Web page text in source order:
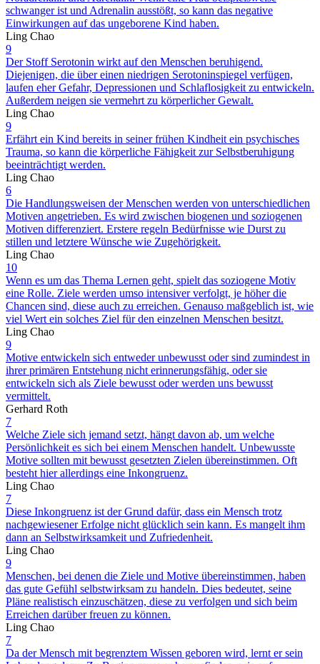
schwanger ist und Adrenalin ausstößt, so kann das negative
Einwirkungen auf das ungeborene Kind haben.
Ling Chao
9
Der Stoff Serotonin wirkt auf den Menschen beruhigend.
Diejenigen, die über einen niedrigen Serotoninspiegel verfügen,
laufen eher Gefahr, Depressionen und Schlaflosigkeit zu entwickeln.
Außerdem neigen sie vermehrt zu körperlicher Gewalt.
Ling Chao
9
Erfährt ein Kind bereits in seiner frühen Kindheit ein psychisches
Trauma, so kann die körperliche Fähigkeit zur Selbstberuhigung
beeinträchtigt werden.
Ling Chao
6
Die Handlungsweisen der Menschen werden von unterschiedlichen
Motiven angetrieben. Es wird zwischen biogenen und soziogenen
Motiven differenziert. Erstere regeln Bedürfnisse wie Durst zu
stillen und letztere Wünsche wie Zugehörigkeit.
Ling Chao
10
Wenn es um das Thema Lernen geht, spielt das soziogene Motiv
eine Rolle. Ziele werden umso intensiver verfolgt, je höher die
Chancen sind, diese auch zu erreichen. Genauso maßgeblich ist, wie
viel Wert ein solches Ziel für den einzelnen Menschen besitzt.
Ling Chao
9
Motive entwickeln sich entweder unbewusst oder sind zumindest in
ihrer primären Entstehung nicht erinnerungsfähig, oder sie
entwickeln sich als Ziele bewusst oder werden uns bewusst
vermittelt.
Gerhard Roth
7
Welche Ziele sich jemand setzt, hängt davon ab, um welche
Persönlichkeit es sich bei einem Menschen handelt. Unbewusste
Motive sollten mit bewusst gesetzten Zielen übereinstimmen. Oft
besteht hier allerdings eine Inkongruenz.
Ling Chao
7
Diese Inkongruenz ist der Grund dafür, dass ein Mensch trotz
nachgewiesener Erfolge nicht glücklich sein kann. Es mangelt ihm
dann an Selbstwirksamkeit und Zufriedenheit.
Ling Chao
9
Menschen, bei denen die Ziele und Motive übereinstimmen, haben
das gute Gefühl selbstwirksam zu handeln. Dies bedeutet, seine
Pläne realistisch einzuschätzen, diese zu verfolgen und sich beim
Erreichen darüber freuen zu können.
Ling Chao
7
Da der Mensch mit begrenztem Wissen geboren wird, lernt er sein